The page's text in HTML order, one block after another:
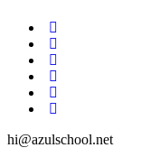
hi@azulschool.net